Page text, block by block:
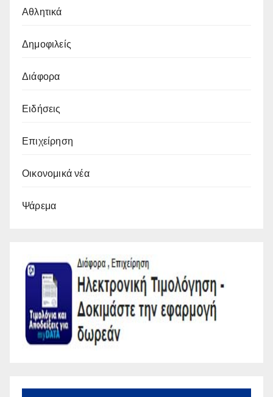
Αθλητικά
Δημοφιλείς
Διάφορα
Ειδήσεις
Επιχείρηση
Οικονομικά νέα
Ψάρεμα